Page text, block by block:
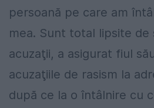
persoană pe care am
mea. Sunt total lipsite de
acuzaţii, a asigurat fiul
acuzaţiile de rasism la
după ce la o întâlnire cu